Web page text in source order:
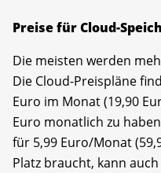
Preise für Cloud-
Die meisten werden
Die Cloud-Preispläne
Euro im Monat (19,90
Euro monatlich zu
für 5,99 Euro/Monat
Platz braucht, kann auch